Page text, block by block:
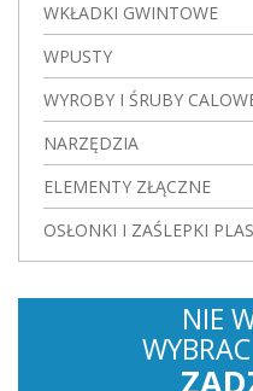
WKŁADKI GWINTOWE
WPUSTY
WYROBY I ŚRUBY
NARZĘDZIA
ELEMENTY ZŁĄCZNE
OSŁONKI I ZAŚLEPKI
NIE